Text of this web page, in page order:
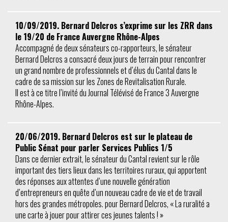
10/09/2019. Bernard Delcros s’exprime sur les ZRR dans
le 19/20 de France Auvergne Rhône-Alpes
Accompagné de deux sénateurs co-rapporteurs, le sénateur
Bernard Delcros a consacré deux jours de terrain pour rencontrer
un grand nombre de professionnels et d’élus du Cantal dans le
cadre de sa mission sur les Zones de Revitalisation Rurale.
Il est à ce titre l’invité du Journal Télévisé de France 3 Auvergne
Rhône-Alpes.
20/06/2019. Bernard Delcros est sur le plateau de
Public Sénat pour parler Services Publics 1/5
Dans ce dernier extrait, le sénateur du Cantal revient sur le rôle
important des tiers lieux dans les territoires ruraux, qui apportent
des réponses aux attentes d’une nouvelle génération
d’entrepreneurs en quête d’un nouveau cadre de vie et de travail
hors des grandes métropoles. pour Bernard Delcros, « La ruralité a
une carte à jouer pour attirer ces jeunes talents ! »